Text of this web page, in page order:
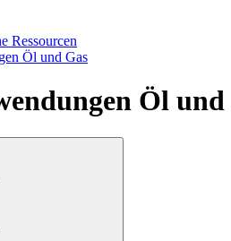
Ressourcen
Öl und Gas
Öl und